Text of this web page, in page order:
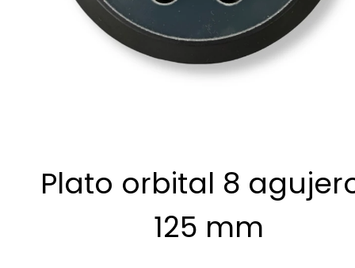
Plato orbital 8
125 mm